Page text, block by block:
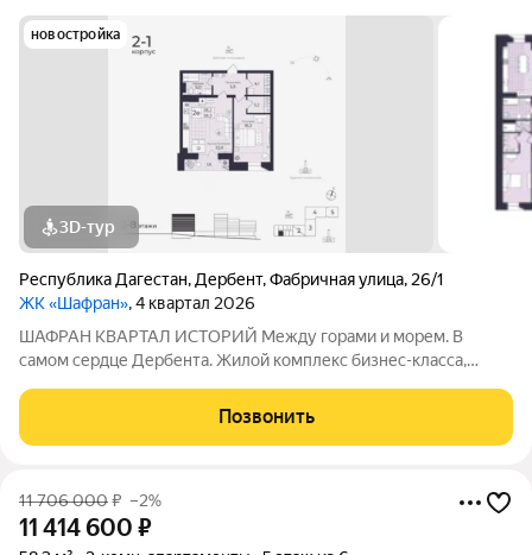
новостройка
3D-тур
Республика Дагестан, Дербент,Фабричная улица, 26/1
ЖК «Шафран», 4 квартал 2026
ШАФРАН КВАРТАЛ ИСТОРИЙ Между горами и морем. В
самом сердце Дербента. Жилой комплекс бизнес-класса,
атмосферу древнего города. Расположен в историческом
Позвонить
11 706 000₽ –2%
11 414 600 ₽